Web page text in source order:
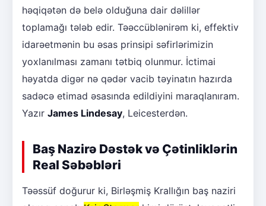
həqiqətən də belə olduğuna dair dəlillər
toplamağı tələb edir. Təəccüblənirəm ki, effektiv
idarəetmənin bu əsas prinsipi səfirlərimizin
yoxlanılması zamanı tətbiq olunmur. İctimai
həyatda digər nə qədər vacib təyinatın hazırda
sadəcə etimad əsasında edildiyini maraqlanıram.
Yazır James Lindesay, Leicesterdən.
Baş Nazirə Dəstək və Çətinliklərin
Real Səbəbləri
Təəssüf doğurur ki, Birləşmiş Krallığın baş naziri